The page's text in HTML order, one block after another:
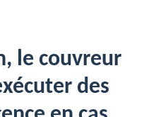
le couvreur
des